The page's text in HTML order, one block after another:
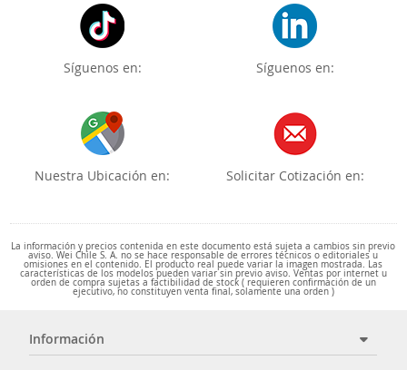
Síguenos en: Síguenos en:
Nuestra Ubicación en: Solicitar Cotización en:
La información y precios contenida en este documento está sujeta a cambios sin previo
aviso. Wei Chile S. A. no se hace responsable de errores técnicos o editoriales u
omisiones en el contenido. El producto real puede variar la imagen mostrada. Las
características de los modelos pueden variar sin previo aviso. Ventas por internet u
orden de compra sujetas a factibilidad de stock ( requieren confirmación de un
ejecutivo, no constituyen venta final, solamente una orden )
Información